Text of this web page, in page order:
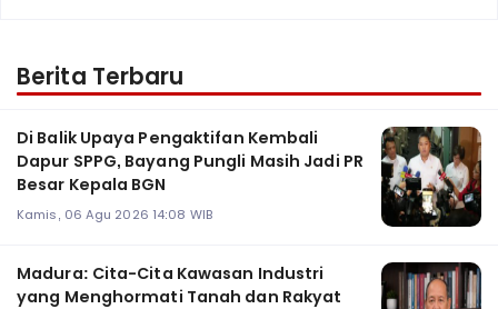
Berita Terbaru
Di Balik Upaya Pengaktifan Kembali
Dapur SPPG, Bayang Pungli Masih Jadi PR
Besar Kepala BGN
Kamis, 06 Agu 2026 14:08 WIB
Madura: Cita-Cita Kawasan Industri
yang Menghormati Tanah dan Rakyat